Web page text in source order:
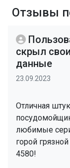
Отзывы
скрыл свои
данные
23.09.2023
Отличная
любимые
горой
4580!